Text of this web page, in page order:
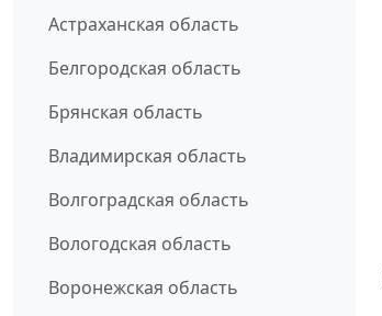
Астраханская область
Белгородская область
Брянская область
Владимирская область
Волгоградская область
Вологодская область
Воронежская область